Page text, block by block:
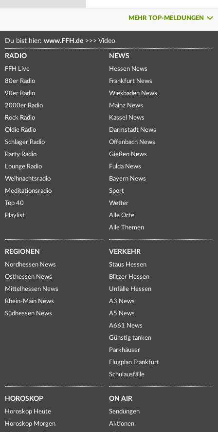
MEHR TOP-MELDUNGEN
Du bist hier: www.FFH.de >>> Video
RADIO
FFH Live
80er Radio
90er Radio
2000er Radio
Rock Radio
Oldie Radio
Schlager Radio
Party Radio
Lounge Radio
Weihnachtsradio
Meditationsradio
Top 40
Playlist
NEWS
Hessen News
Frankfurt News
Wiesbaden News
Mainz News
Kassel News
Darmstadt News
Offenbach News
Gießen News
Fulda News
Bayern News
Sport
Wetter
Alle Orte
Alle Themen
REGIONEN
Nordhessen News
Osthessen News
Mittelhessen News
Rhein-Main News
Südhessen News
VERKEHR
Staus Hessen
Blitzer Hessen
Unfälle Hessen
A3 News
A5 News
A661 News
Günstig tanken
Parkhäuser
Flugplan Frankfurt
Schulausfälle
HOROSKOP
Horoskop Heute
Horoskop Morgen
ON AIR
Sendungen
Aktionen